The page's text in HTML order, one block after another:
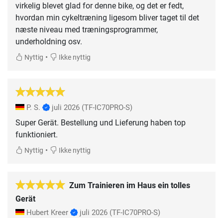
virkelig blevet glad for denne bike, og det er fedt,
hvordan min cykeltræning ligesom bliver taget til det
næste niveau med træningsprogrammer,
underholdning osv.
Nyttig • Ikke nyttig
P. S. juli 2026 (TF-IC70PRO-S)
Super Gerät. Bestellung und Lieferung haben top
funktioniert.
Nyttig • Ikke nyttig
Zum Trainieren im Haus ein tolles
Gerät
Hubert Kreer juli 2026 (TF-IC70PRO-S)